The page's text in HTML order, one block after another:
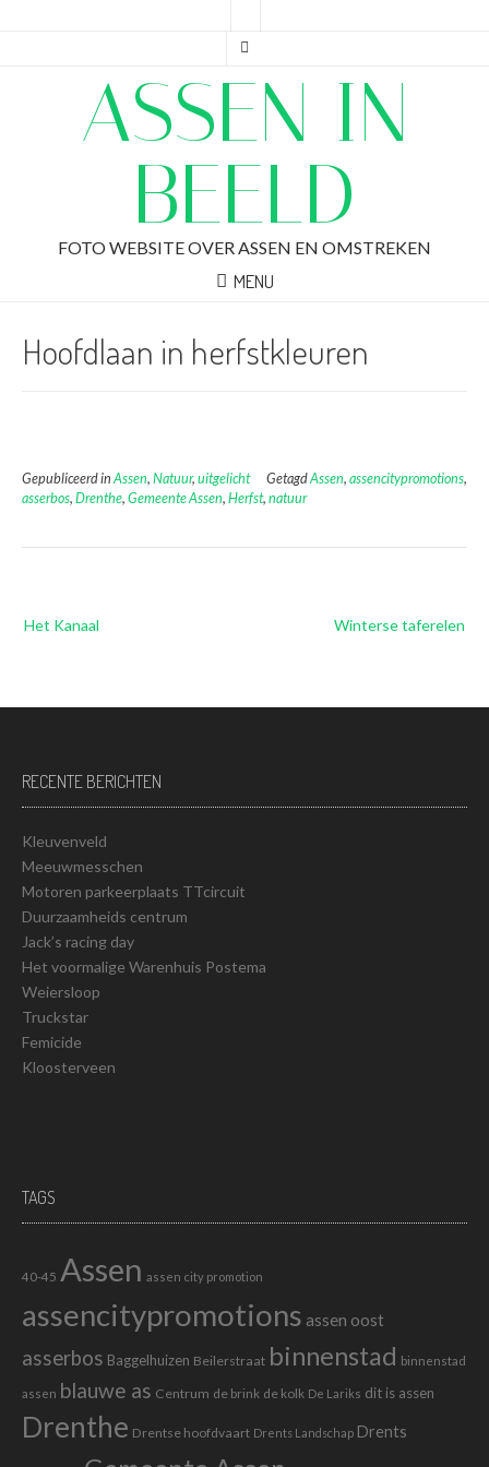
ASSEN IN
BEELD
FOTO WEBSITE OVER ASSEN EN OMSTREKEN
MENU
Hoofdlaan in herfstkleuren
Gepubliceerd in Assen, Natuur, uitgelicht GetagdAssen, assencitypromotions,
asserbos, Drenthe, Gemeente Assen, Herfst, natuur
navigatie Winterse taferelen
Het Kanaal
RECENTE BERICHTEN
Kleuvenveld
Meeuwmesschen
Motoren parkeerplaats TTcircuit
Duurzaamheids centrum
Jack’s racing day
Het voormalige Warenhuis Postema
Weiersloop
Truckstar
Femicide
Kloosterveen
TAGS
40-45 Assen assen city promotion
assencitypromotions assen oost
asserbos Baggelhuizen Beilerstraat binnenstad binnenstad
assen blauwe as Centrum de brink de kolk De Lariks dit is assen
Drenthe Drentse hoofdvaart Drents Landschap Drents